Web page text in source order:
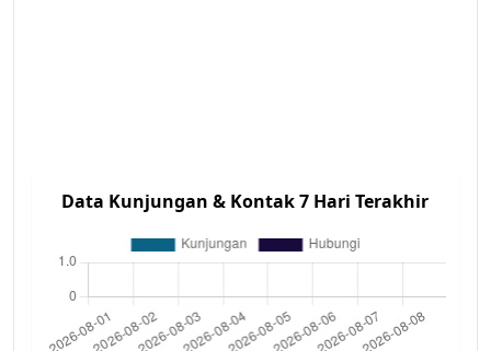
Data Kunjungan & Kontak 7 Hari Terakhir